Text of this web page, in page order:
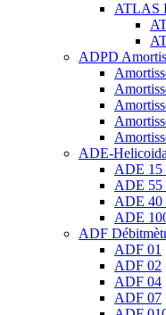
ATLAS
ADPD
ADE-
ADE 15
ADE 55
ADE 40
ADE
ADF
ADF 01
ADF 02
ADF 04
ADF 07